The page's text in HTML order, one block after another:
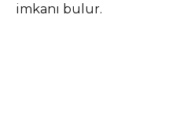
imkanı bulur.